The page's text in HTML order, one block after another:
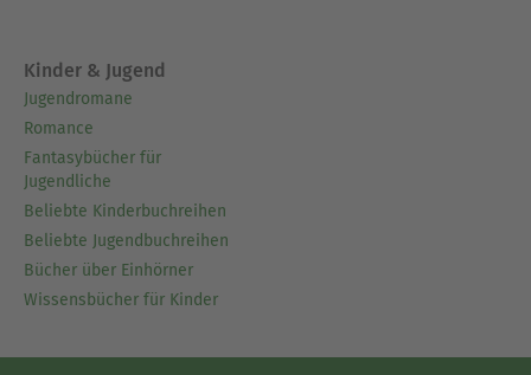
Kinder & Jugend
Jugendromane
Romance
Fantasybücher für
Jugendliche
Beliebte Kinderbuchreihen
Beliebte Jugendbuchreihen
Bücher über Einhörner
Wissensbücher für Kinder